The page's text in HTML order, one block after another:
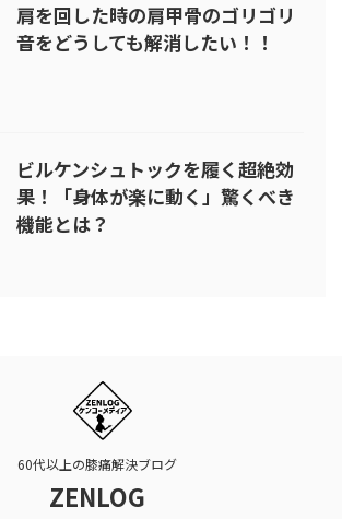
肩を回した時の肩甲骨のゴリゴリ
音をどうしても解消したい！！
ビルケンシュトックを履く超絶効
果！「身体が楽に動く」驚くべき
機能とは？
60代以上の膝痛解決ブログ
ZENLOG